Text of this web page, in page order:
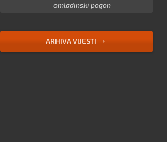
omladinski pogon
ARHIVA VIJESTI